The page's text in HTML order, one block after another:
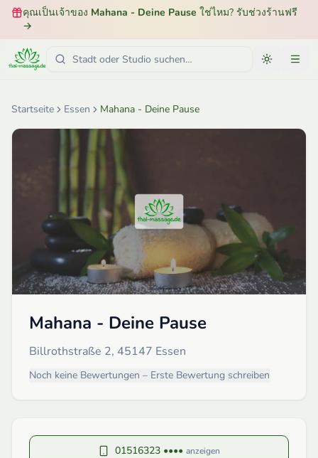
คุณเป็นเจ้าของ Mahana - Deine Pause ใช่ไหม? รับช่วงร้านฟรี
→
Startseite Essen Mahana - Deine Pause
Mahana - Deine Pause
Billrothstraße 2, 45147 Essen
Noch keine Bewertungen – Erste Bewertung schreiben
01516323 •••• anzeigen